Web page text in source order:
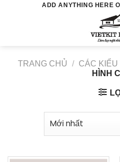
ADD ANYTHING HERE
TRANG CHỦ / CÁC
HÌNH